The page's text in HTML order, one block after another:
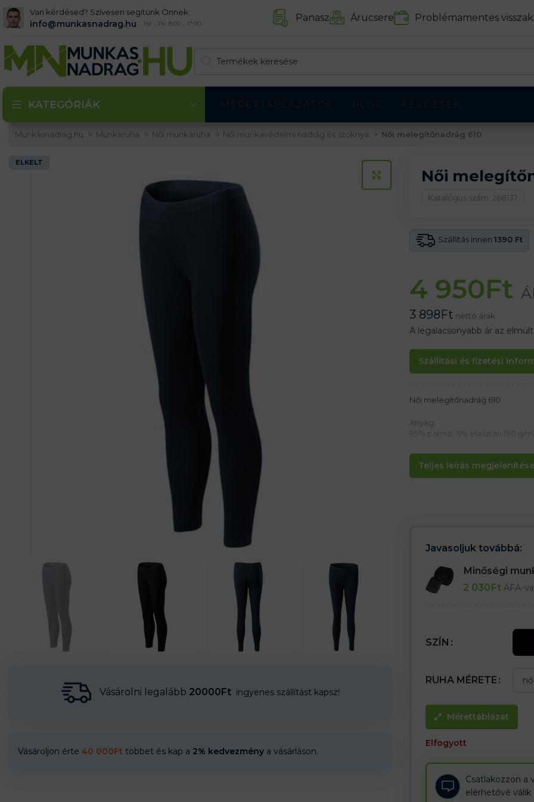
Van kérdésed? Szívesen segítünk Önnek.
info@munkasnadrag.hu Hé - Pé: 8:00 - 17:00 Panasz Árucsere Problémamentes
KATEGÓRIÁK
Munkasnadrag.hu Munkaruha Női munkaruha Női munkavédelmi nadrág és szoknya Női melegítőnadrág 610
ELKELT
KATTINTS A KINAGYÍTÁSHOZ
Vásárolni legalább 20000Ft ingyenes szállítást kapsz!
Vásároljon érte 40 000Ft többet és kap a 2% kedvezmény a vásárláson.
Női
Katalógus szám: 268137
Szállítás innen 1390 Ft
4 950Ft
3 898Ft nettó árak
A legalacsonyabb ár az
Szállítási és fizetési
Teljes leírás
Női melegítőnadrág 610
Anyag:
95% pamut, 5% elasztán 190 g/m2
Jellemzők:
– Divatos hosszú leggings
– Elasztikus derékrész
Javasoljuk továbbá:
Minőségi
2 030Ft ÁFA-
SZÍN
RUHA MÉRETE
Mérettáblázat
Elfogyott
Csatlakozzon a
elérhetővé válik